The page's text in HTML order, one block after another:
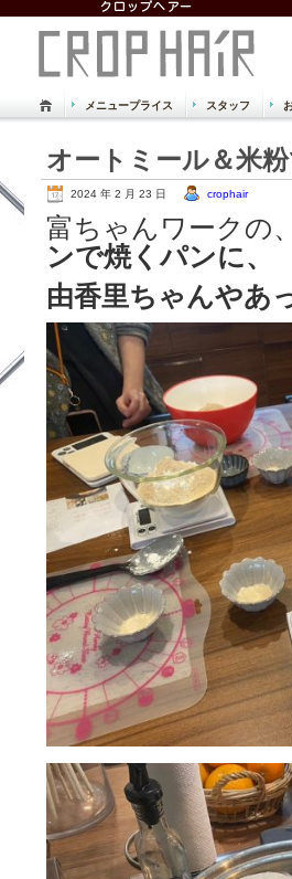
倉敷市 児島 美
Just another WordPress site
メニュープライス スタッフ
オートミール＆米
2024 年 2 月 23 日 crophair
富ちゃんワークの、
ンで焼くパンに、
由香里ちゃんやあ